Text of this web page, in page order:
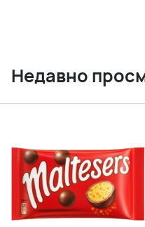
Недавно